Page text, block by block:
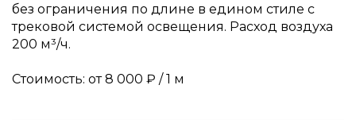
без ограничения по длине в едином стиле с
трековой системой освещения. Расход воздуха
200 м³/ч.
Стоимость: от 8 000 ₽ / 1 м